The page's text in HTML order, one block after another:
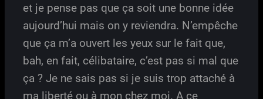
et je pense pas que ça soit une bonne idée
aujourd’hui mais on y reviendra. N’empêche
que ça m’a ouvert les yeux sur le fait que,
bah, en fait, célibataire, c’est pas si mal que
ça ? Je ne sais pas si je suis trop attaché à
ma liberté ou à mon chez moi. A ce